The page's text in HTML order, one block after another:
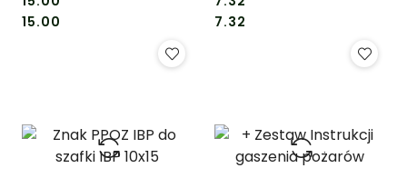
Cena:
Cena:
15.00 Cena:
Cena:
7.32